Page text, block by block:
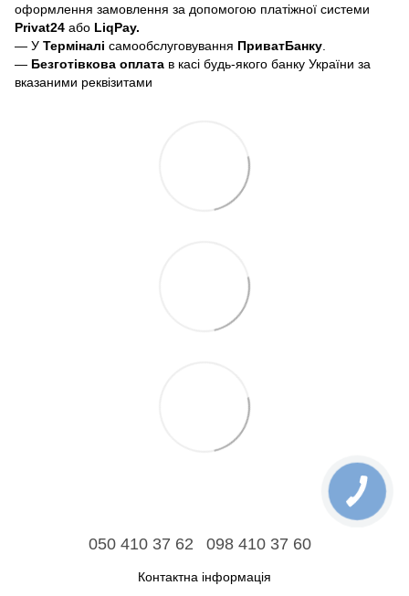
оформлення замовлення за допомогою платіжної системи
Privat24 або LiqPay.
— У Терміналі самообслуговування ПриватБанку
— Безготівкова оплата в касі будь-якого банку України за
вказаними реквізитами
050 410 37 62 098 410 37 60
Контактна інформація